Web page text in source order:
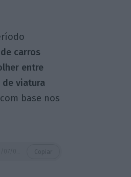
carros
entre
de viatura
base nos